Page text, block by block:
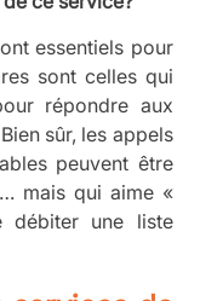
essentiels pour
sont celles qui
répondre aux
sûr, les appels
peuvent être
mais qui aime «
une liste